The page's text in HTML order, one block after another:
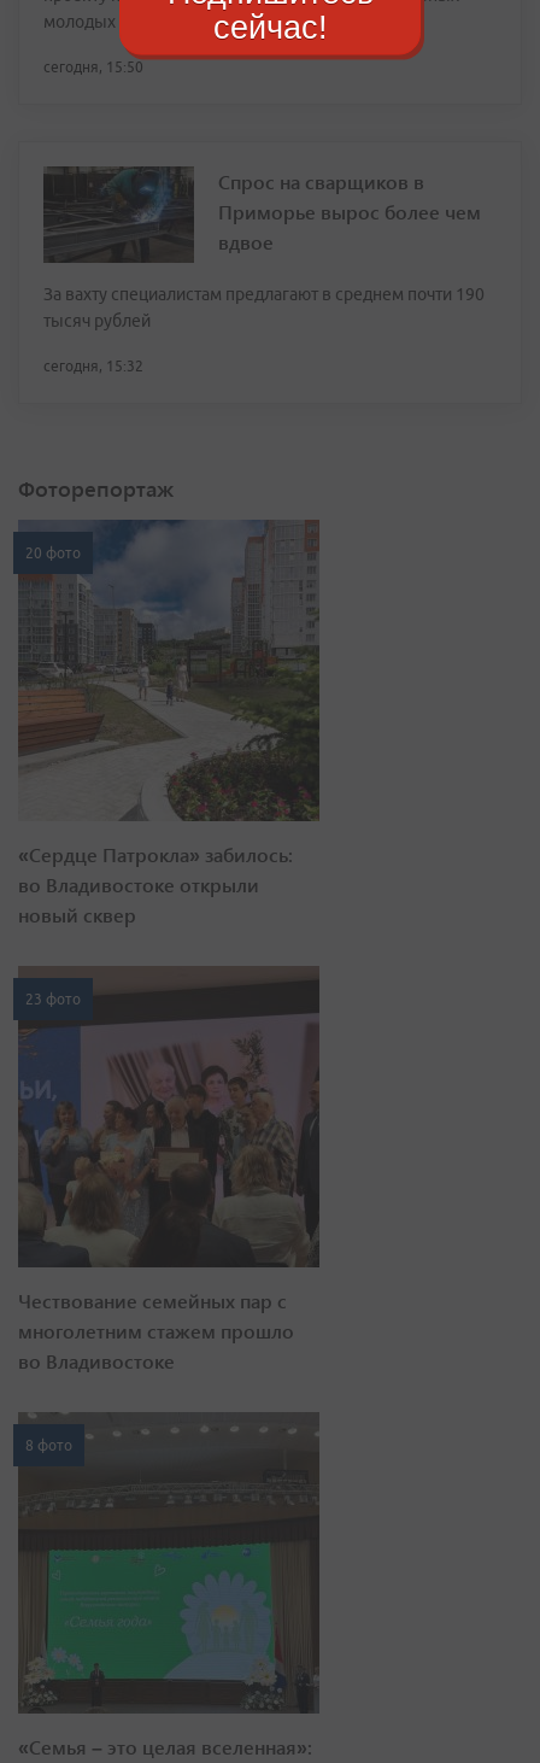
молодых людей
сегодня, 15:50
Спрос на сварщиков в
Приморье вырос более чем
вдвое
За вахту специалистам предлагают в среднем почти 190
тысяч рублей
сегодня, 15:32
Фоторепортаж
20 фото
«Сердце Патрокла» забилось:
во Владивостоке открыли
новый сквер
23 фото
Чествование семейных пар с
многолетним стажем прошло
во Владивостоке
8 фото
«Семья – это целая вселенная»:
сейчас!